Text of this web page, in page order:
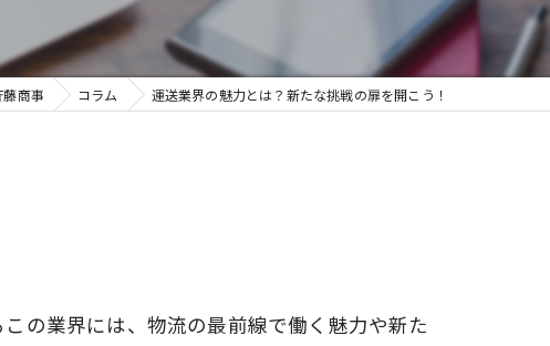
商事 コラム 運送業界の魅力とは？新たな挑戦の扉を開こう！
の業界には、物流の最前線で働く魅力や新た